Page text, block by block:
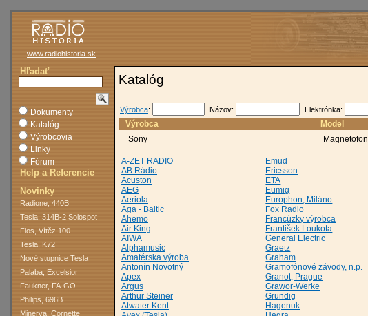
www.radiohistoria.sk
Hľadať
Dokumenty
Katalóg
Výrobcovia
Linky
Fórum
Help a Referencie
Novinky
Radione, 440B
Tesla, 314B-2 Solospot
Flos, Vítěz 100
Tesla, K72
Nové stupnice Tesla
Palaba, Excelsior
Faukner, FA-GO
Philips, 696B
Minerva, Cornette
Katalóg
Výrobca: Názov: Elektrónka:
Výrobca Model
Sony
Magnetofon
A-ZET RADIO
AB Rádio
Acuston
AEG
Aeriola
Aga - Baltic
Ahemo
Air King
AIWA
Alphamusic
Amatérska výroba
Antonín Novotný
Apex
Argus
Arthur Steiner
Atwater Kent
Emud
Ericsson
ETA
Eumig
Europhon, Miláno
Fox Radio
Francúzky výrobca
František Loukota
General Electric
Graetz
Graham
Gramofónové závody, n.p.
Granot, Prague
Grawor-Werke
Grundig
Hagenuk